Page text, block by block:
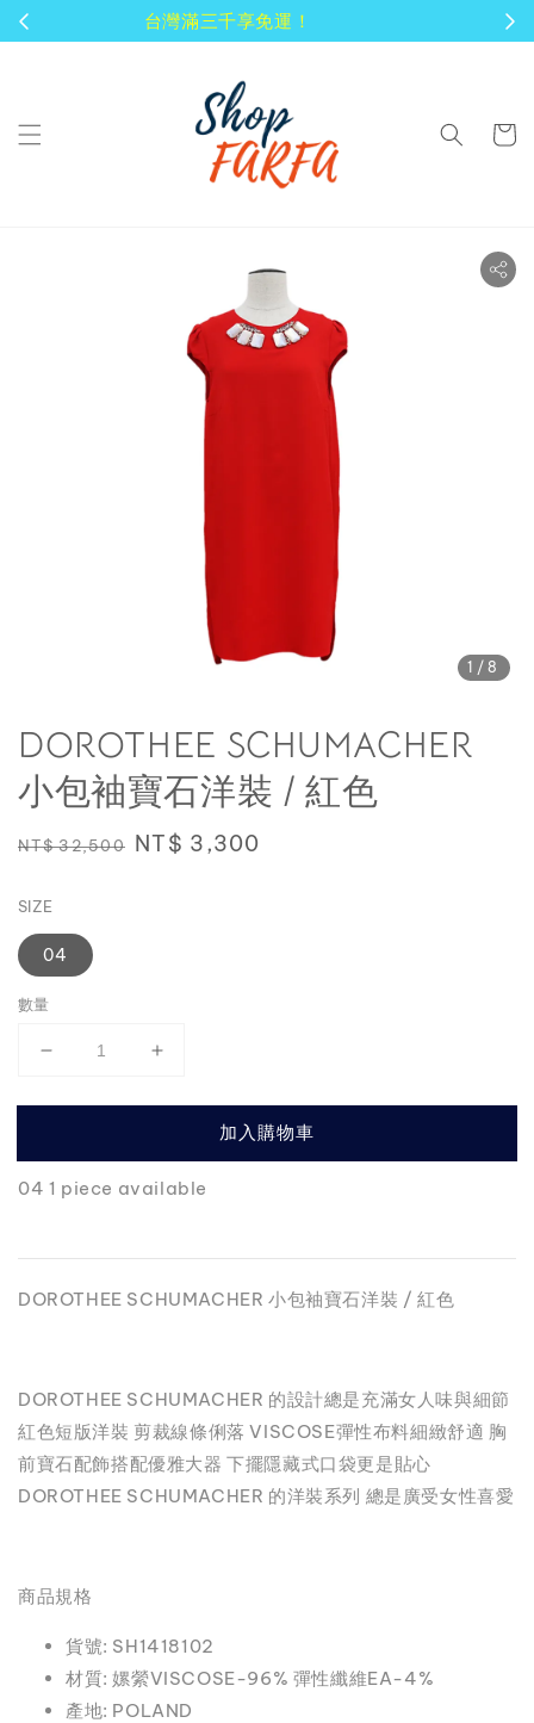
顧客享有商品到貨七天鑑賞期！
1 /8
DOROTHEE SCHUMACHER
小包袖寶石洋裝 / 紅色
Regular
NT$ 32,500 Sale
NT$ 3,300
SIZE
04
數量
加入購物車
04 1 piece available
DOROTHEE SCHUMACHER 小包袖寶石洋裝 / 紅色
DOROTHEE SCHUMACHER 的設計總是充滿女人味與細節
紅色短版洋裝 剪裁線條俐落 VISCOSE彈性布料細緻舒適 胸
前寶石配飾搭配優雅大器 下擺隱藏式口袋更是貼心
DOROTHEE SCHUMACHER 的洋裝系列 總是廣受女性喜愛
商品規格
貨號: SH1418102
材質: 嫘縈VISCOSE-96% 彈性纖維EA-4%
產地: POLAND